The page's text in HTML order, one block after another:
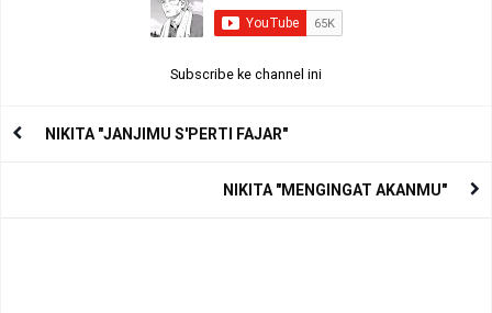
Subscribe ke channel ini
NIKITA "JANJIMU S'PERTI FAJAR"
NIKITA "MENGINGAT AKANMU"